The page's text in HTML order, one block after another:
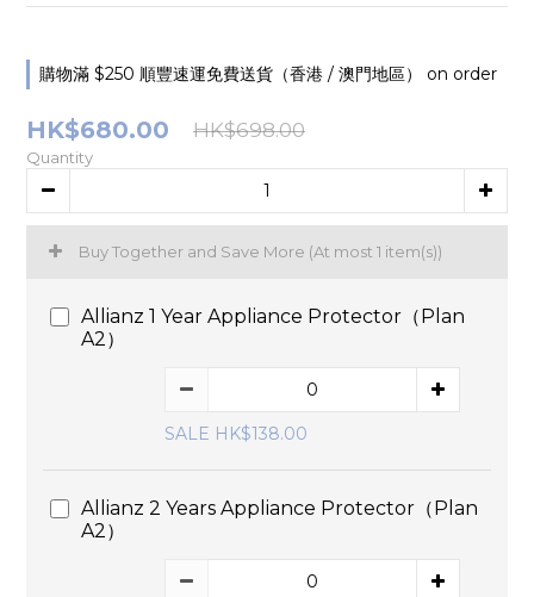
購物滿 $250 順豐速運免費送貨（香港 / 澳門地區） on order
HK$680.00 HK$698.00
Quantity
Buy Together and Save More (At most 1 item(s))
Allianz 1 Year Appliance Protector（Plan
A2）
SALE HK$138.00
Allianz 2 Years Appliance Protector（Plan
A2）